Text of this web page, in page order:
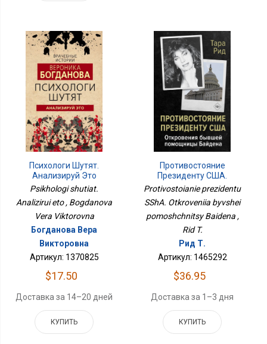
Психологи Шутят.
Анализируй Это
Psikhologi shutiat.
Analizirui eto , Bogdanova
Vera Viktorovna
Богданова Вера
Викторовна
Артикул: 1370825
$17.50
Доставка за 14–20 дней
КУПИТЬ
Противостояние
Президенту США.
Откровения Бывшей
Помощницы Байдена
Protivostoianie prezidentu
SShA. Otkroveniia byvshei
pomoshchnitsy Baidena ,
Rid T.
Рид Т.
Артикул: 1465292
$36.95
Доставка за 1–3 дня
КУПИТЬ